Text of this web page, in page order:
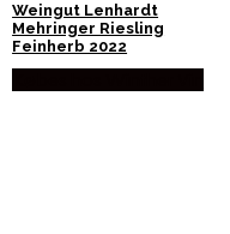
Weingut Lenhardt
Mehringer Riesling
Feinherb 2022